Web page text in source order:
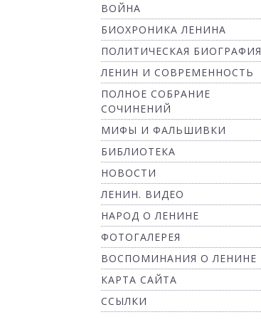
ВОЙНА
БИОХРОНИКА ЛЕНИНА
ПОЛИТИЧЕСКАЯ БИОГРАФИЯ
ЛЕНИН И СОВРЕМЕННОСТЬ
ПОЛНОЕ СОБРАНИЕ
СОЧИНЕНИЙ
МИФЫ И ФАЛЬШИВКИ
БИБЛИОТЕКА
НОВОСТИ
ЛЕНИН. ВИДЕО
НАРОД О ЛЕНИНЕ
ФОТОГАЛЕРЕЯ
ВОСПОМИНАНИЯ О ЛЕНИНЕ
КАРТА САЙТА
ССЫЛКИ